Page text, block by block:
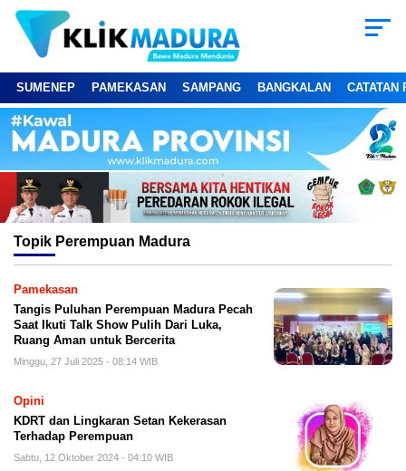
SUMENEP PAMEKASAN SAMPANG BANGKALAN CATATAN
Topik Perempuan Madura
Pamekasan
Tangis Puluhan Perempuan Madura Pecah
Saat Ikuti Talk Show Pulih Dari Luka,
Ruang Aman untuk Bercerita
Minggu, 27 Juli 2025 - 08:14 WIB
Opini
KDRT dan Lingkaran Setan Kekerasan
Terhadap Perempuan
Sabtu, 12 Oktober 2024 - 04:10 WIB